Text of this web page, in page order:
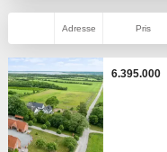
Adresse Pris
6.395.000